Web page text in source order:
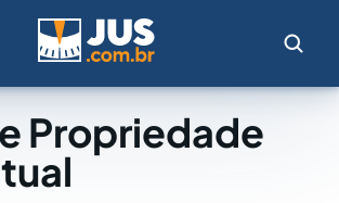
Propriedade